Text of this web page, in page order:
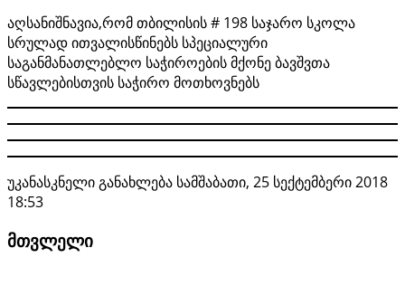
აღსანიშნავია,რომ თბილისის # 198 საჯარო სკოლა
სრულად ითვალისწინებს სპეციალური
საგანმანათლებლო საჭიროების მქონე ბავშვთა
სწავლებისთვის საჭირო მოთხოვნებს
უკანასკნელი განახლება სამშაბათი, 25 სექტემბერი 2018
18:53
მთვლელი